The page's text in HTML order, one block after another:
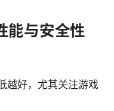
能与安全性
越好，尤其关注游戏